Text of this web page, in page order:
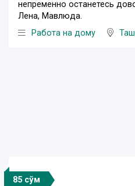
непременно останетесь
Лена, Мавлюда.
Работа на дому
85 сўм